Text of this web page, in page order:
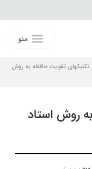
منو
تقویت حافظه به روش
روش استاد